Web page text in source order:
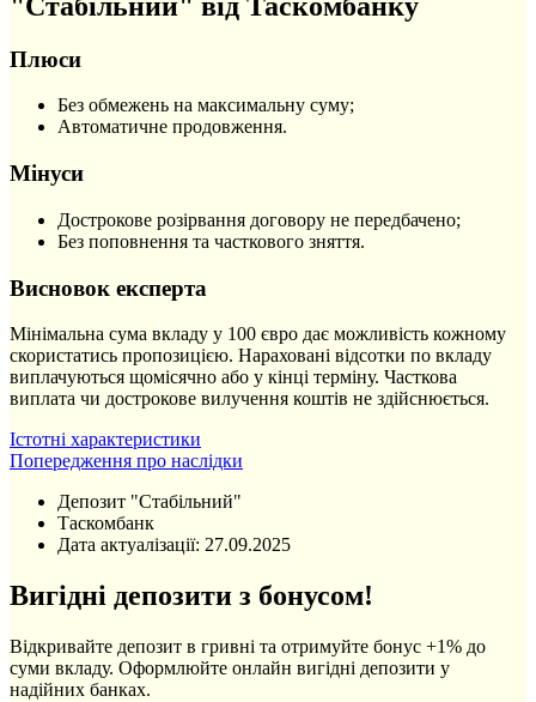
Плюси
Без обмежень на максимальну суму;
Автоматичне продовження.
Мінуси
Дострокове розірвання договору не передбачено;
Без поповнення та часткового зняття.
Висновок експерта
Мінімальна сума вкладу у 100 євро дає можливість кожному
скористатись пропозицією. Нараховані відсотки по вкладу
виплачуються щомісячно або у кінці терміну. Часткова
виплата чи дострокове вилучення коштів не здійснюється.
Істотні характеристики
Попередження про наслідки
Депозит "Стабільний"
Таскомбанк
Дата актуалізації: 27.09.2025
Вигідні депозити з бонусом!
Відкривайте депозит в гривні та отримуйте бонус +1% до
суми вкладу. Оформлюйте онлайн вигідні депозити у
надійних банках.